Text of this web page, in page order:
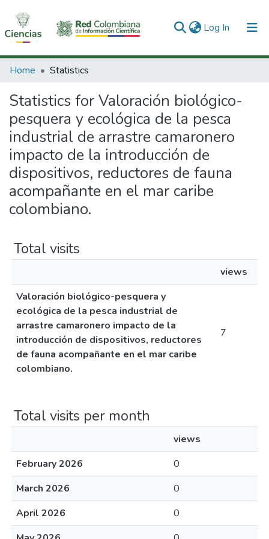
Log In (current)
Communities & Collections
All of DSpace
Home Statistics
Statistics for Valoración biológico-
pesquera y ecológica de la pesca
industrial de arrastre camaronero
impacto de la introducción de
dispositivos, reductores de fauna
acompañante en el mar caribe
colombiano.
Total visits
views
Valoración biológico-pesquera y
ecológica de la pesca industrial de
arrastre camaronero impacto de la
introducción de dispositivos, reductores
de fauna acompañante en el mar caribe
colombiano.
7
Total visits per month
views
February 2026
0
March 2026
0
April 2026
0